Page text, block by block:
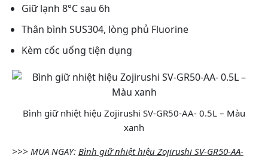
Giữ lạnh 8°C sau 6h
Thân bình SUS304, lòng phủ Fluorine
Kèm cốc uống tiện dụng
Bình giữ nhiệt hiệu Zojirushi SV-GR50-AA- 0.5L – Màu
xanh
>>> MUA NGAY: Bình giữ nhiệt hiệu Zojirushi SV-GR50-AA-